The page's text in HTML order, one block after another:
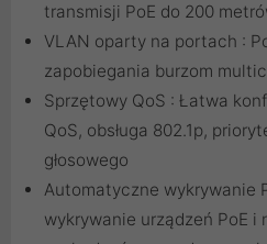
transmisji PoE do 200
VLAN oparty na portach :
zapobiegania burzom
Sprzętowy QoS : Łatwa
QoS, obsługa 802.1p,
głosowego
Automatyczne wykrywanie
wykrywanie urządzeń PoE